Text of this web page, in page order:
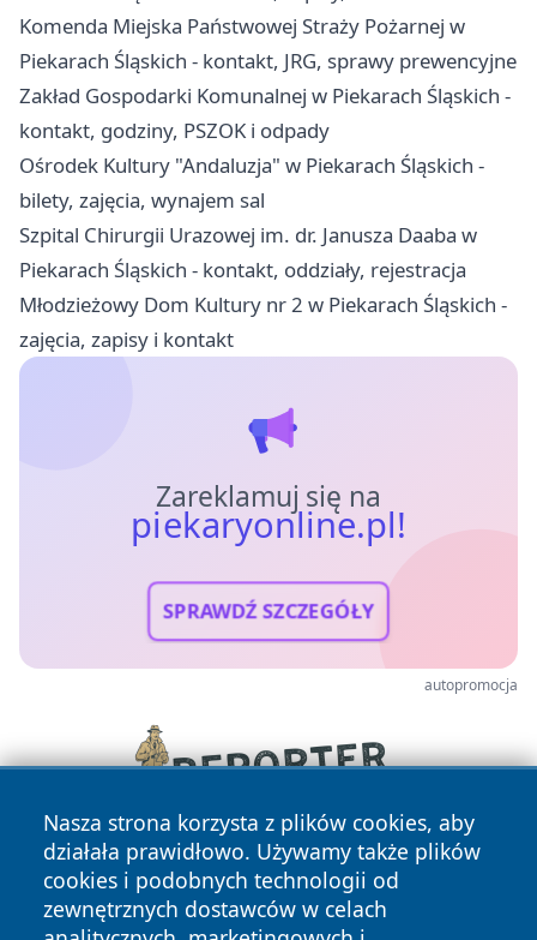
Komenda Miejska Państwowej Straży Pożarnej w
Piekarach Śląskich - kontakt, JRG, sprawy prewencyjne
Zakład Gospodarki Komunalnej w Piekarach Śląskich -
kontakt, godziny, PSZOK i odpady
Ośrodek Kultury "Andaluzja" w Piekarach Śląskich -
bilety, zajęcia, wynajem sal
Szpital Chirurgii Urazowej im. dr. Janusza Daaba w
Piekarach Śląskich - kontakt, oddziały, rejestracja
Młodzieżowy Dom Kultury nr 2 w Piekarach Śląskich -
zajęcia, zapisy i kontakt
Zareklamuj się na
piekaryonline.pl!
SPRAWDŹ SZCZEGÓŁY
autopromocja
Nasza strona korzysta z plików cookies, aby
działała prawidłowo. Używamy także plików
cookies i podobnych technologii od
zewnętrznych dostawców w celach